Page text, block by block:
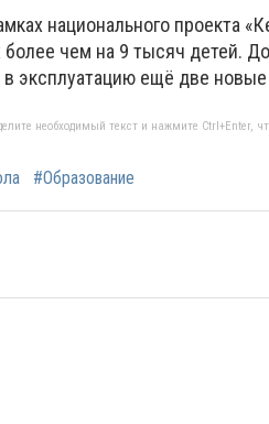
национального проекта
чем на 9 тысяч детей.
в эксплуатацию ещё две
необходимый текст и нажмите Ctrl+Enter,
#Образование